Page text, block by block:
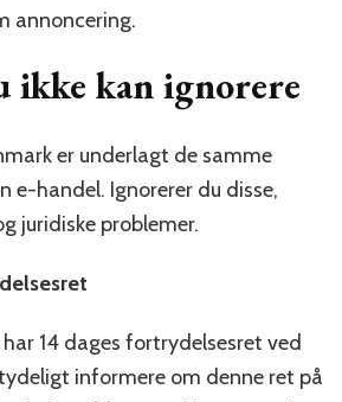
annoncering.
ikke kan ignorere
er underlagt de samme
e-handel. Ignorerer du disse,
juridiske problemer.
14 dages fortrydelsesret ved
informere om denne ret på